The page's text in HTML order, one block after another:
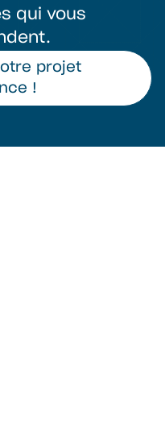
qui vous
projet
!